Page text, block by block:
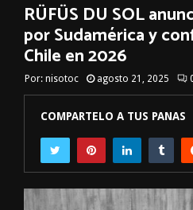
RÜFÜS DU SOL
por Sudamérica y
Chile en 2026
Por: nisotoc agosto 21, 2025
COMPARTELO A TUS PANAS